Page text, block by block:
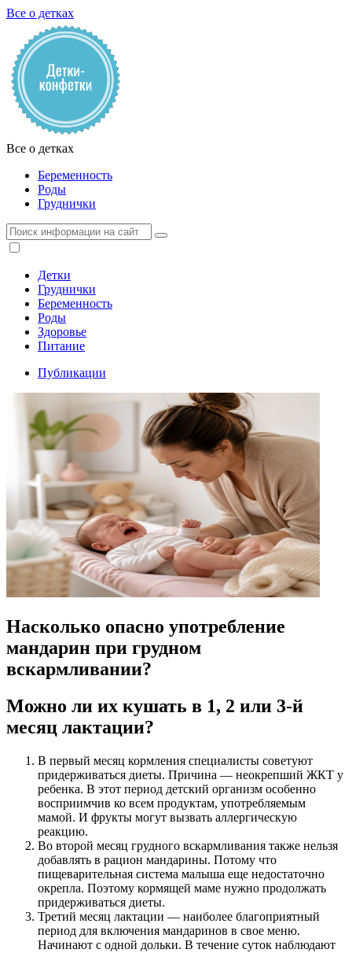
Все о детках
Все о детках
Беременность
Роды
Груднички
Детки
Груднички
Беременность
Роды
Здоровье
Питание
Публикации
Насколько опасно употребление
мандарин при грудном
вскармливании?
Можно ли их кушать в 1, 2 или 3-й
месяц лактации?
В первый месяц кормления специалисты советуют
придерживаться диеты. Причина — неокрепший ЖКТ у
ребенка. В этот период детский организм особенно
восприимчив ко всем продуктам, употребляемым
мамой. И фрукты могут вызвать аллергическую
реакцию.
Во второй месяц грудного вскармливания также нельзя
добавлять в рацион мандарины. Потому что
пищеварительная система малыша еще недостаточно
окрепла. Поэтому кормящей маме нужно продолжать
придерживаться диеты.
Третий месяц лактации — наиболее благоприятный
период для включения мандаринов в свое меню.
Начинают с одной дольки. В течение суток наблюдают